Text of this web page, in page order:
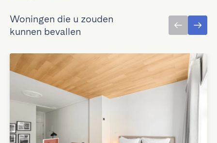
Woningen die u zouden
kunnen bevallen